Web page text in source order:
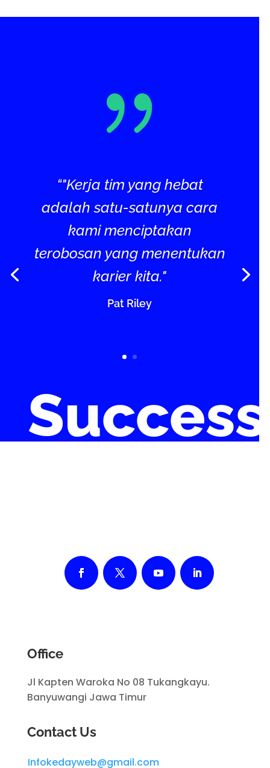
{
“"Kerja tim yang hebat
adalah satu-satunya cara
kami menciptakan
terobosan yang menentukan
karier kita."
Pat Riley
Success
Office
Jl Kapten Waroka No 08 Tukangkayu.
Banyuwangi Jawa Timur
Contact Us
Infokedayweb@gmail.com